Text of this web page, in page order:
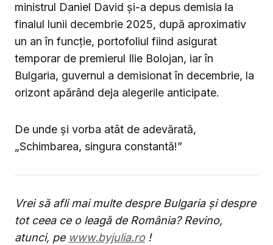
ministrul Daniel David și-a depus demisia la
finalul lunii decembrie 2025, după aproximativ
un an în funcție, portofoliul fiind asigurat
temporar de premierul Ilie Bolojan, iar în
Bulgaria, guvernul a demisionat în decembrie, la
orizont apărând deja alegerile anticipate.
De unde și vorba atât de adevărată,
„Schimbarea, singura constantă!”
Vrei să afli mai multe despre Bulgaria și despre
tot ceea ce o leagă de România? Revino,
atunci, pe www.byjulia.ro!